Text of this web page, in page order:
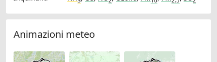
Animazioni meteo